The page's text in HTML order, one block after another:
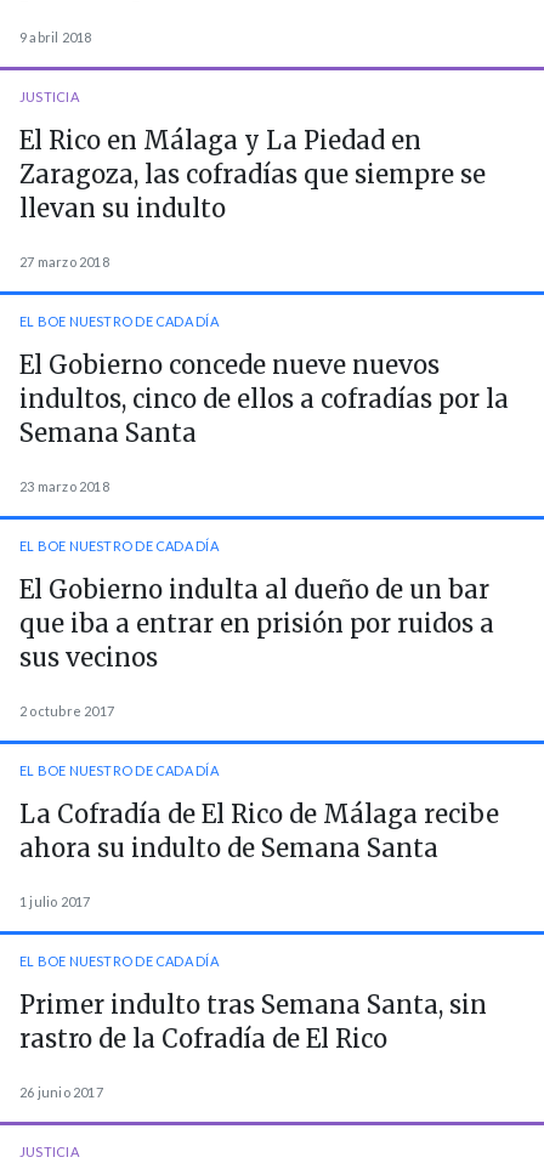
9 abril 2018
JUSTICIA
El Rico en Málaga y La Piedad en
Zaragoza, las cofradías que siempre se
llevan su indulto
27 marzo 2018
EL BOE NUESTRO DE CADA DÍA
El Gobierno concede nueve nuevos
indultos, cinco de ellos a cofradías por la
Semana Santa
23 marzo 2018
EL BOE NUESTRO DE CADA DÍA
El Gobierno indulta al dueño de un bar
que iba a entrar en prisión por ruidos a
sus vecinos
2 octubre 2017
EL BOE NUESTRO DE CADA DÍA
La Cofradía de El Rico de Málaga recibe
ahora su indulto de Semana Santa
1 julio 2017
EL BOE NUESTRO DE CADA DÍA
Primer indulto tras Semana Santa, sin
rastro de la Cofradía de El Rico
26 junio 2017
JUSTICIA